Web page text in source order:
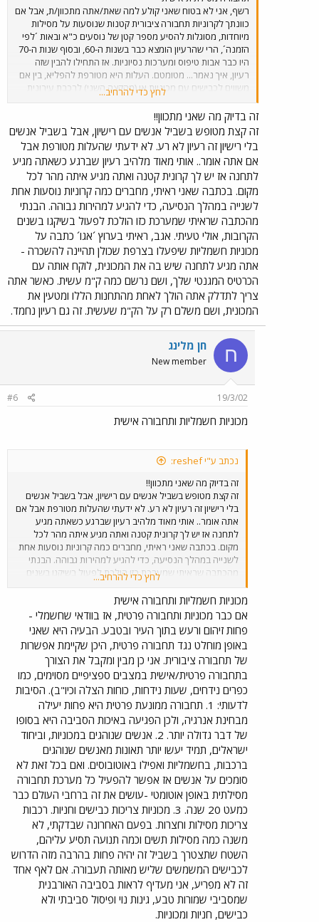
רשף, אני לא בטוח שאני קולע למה שאת/אתה מתכוון/ת, אבל אם
כוונתך לקרוניות תחבורה ציבורית קטנות שנוסעות על מסילות
מיוחדות, מסוגלות להסיע מספר קטן של נוסעים כ"א ובאות ´לפי
הזמנה´, הרי שהרעיון הומצא כבר בשנות ה-60, ובסוף שנות ה-70
היו כבר אבות טיפוס ומערכות נסיוניות. אז התחילו להבין שזה
רעיון, איך נאמר... מטומטם. העלות היא מטורפת להפליא, בין אם
משווים לכבישים עם מכוניות או (מהקצה השני) לרכבת עירונית
לקיבולות גבוהות (´מטרו´) ובערך כל מה שבאמצע. אמנם זה מאוד
אקזוטי ומושך, אבל היכולת של זה להתמודד עם כמויות אנשים
שמצדיקה את השם ´תחבורה ציבורית´ היא די עלובה. אם קלעתי
לכוונתך, מצוין, ואם לא אשמח לשמוע ולנסות להמשיך לענות.
לחץ כדי להרחיב...
זה בדיוק מה שאני מתכוון!!
זה קצת מטופש בשביל אנשים עם רישיון, אבל בשביל אנשים
בלי רישיון זה רעיון לא רע. לא ידעתי שהעלות מטורפת אבל
אם אתה אומר.. אותי מאוד מלהיב רעיון שברגע כשאתה מגיע
לתחנה אז יש לך קרונית קטנה ואתה מגיע איתה מהר לכל
מקום. בכתבה שאני ראיתי, מחברים כמה קרוניות נוסעות אחת
לשנייה במהלך הנסיעה, כדי להגיע למהירות גבוהה. הבנתי
מהכתבה שראיתי שמערכת כזו הולכת לפעול בשיקגו בשנים
הקרובות, אולי טעיתי. אגב, ראיתי בערוץ ´אגו´ כתבה על
מכוניות חשמליות שיפעלו בצרפת שכולן תהיינה להשכרה -
אתה מגיע לתחנה שיש בה את המכונית, לוקח אותה עם
הכרטיס המגנטי שלך, ושם נרשם כמה ק"מ עשית. כאשר אתה
צריך לתדלק אתה הולך לאחת מהתחנות הללו ומטעין את
המכונית, ושם משלם רק על הק"מ שעשית. זה גם רעיון נחמד.
ח חן מלינג
New member
19/3/02
#6
מכוניות חשמליות ותחבורה אישית
נכתב ע"י reshef:
זה בדיוק מה שאני מתכוון!!
זה קצת מטופש בשביל אנשים עם רישיון, אבל בשביל אנשים
בלי רישיון זה רעיון לא רע. לא ידעתי שהעלות מטורפת אבל אם
אתה אומר.. אותי מאוד מלהיב רעיון שברגע כשאתה מגיע
לתחנה אז יש לך קרונית קטנה ואתה מגיע איתה מהר לכל
מקום. בכתבה שאני ראיתי, מחברים כמה קרוניות נוסעות אחת
לשנייה במהלך הנסיעה, כדי להגיע למהירות גבוהה. הבנתי
מהכתבה שראיתי שמערכת כזו הולכת לפעול בשיקגו בשנים
הקרובות, אולי טעיתי. אגב, ראיתי בערוץ ´אגו´ כתבה על
מכוניות חשמליות שיפעלו בצרפת שכולן תהיינה להשכרה -
אתה מגיע לתחנה שיש בה את המכונית, לוקח אותה עם
הכרטיס המגנטי שלך, ושם נרשם כמה ק"מ עשית. כאשר אתה
צריך לתדלק אתה הולך לאחת מהתחנות הללו ומטעין את
המכונית, ושם משלם רק על הק"מ שעשית. זה גם רעיון נחמד.
לחץ כדי להרחיב...
מכוניות חשמליות ותחבורה אישית
אם כבר מכוניות ותחבורה פרטית, אז בוודאי שחשמלי -
פחות זיהום ורעש בתוך העיר ובטבע. הבעיה היא שאני
באופן מוחלט נגד תחבורה פרטית, היכן שקיימת אפשרות
של תחבורה ציבורית. אני כן מבין ומקבל את הצורך
בתחבורה פרטית/אישית במצבים ספציפיים מסוימים, כמו
כפרים נידחים, שעות נידחות, כוחות הצלה וכיו"ב). הסיבות
לדעותי: 1. תחבורה ממונעת פרטית היא פחות יעילה
מבחינת אנרגיה, ולכן הפגיעה באיכות הסביבה היא בסופו
של דבר גדולה יותר. 2. אנשים שנוהגים במכוניות, וביחוד
ישראלים, תמיד יעשו יותר תאונות מאנשים שנוהגים
ברכבות, בחשמליות ואפילו באוטובוסים. ואם בכל זאת לא
סומכים על אנשים אז אפשר להפעיל כל מערכת תחבורה
מסילתית באופן אוטומטי -עושים את זה ברחבי העולם כבר
כמעט 20 שנה. 3. מכוניות צריכות כבישים וחניות. רכבות
צריכות מסילות וחצרות. בפעם האחרונה שבדקתי, לא
משנה כמה מסילות תשים וכמה תנועה תסיע עליהם,
השטח שתצטרך בשביל זה יהיה פחות בהרבה מזה הדרוש
לכבישים המשמשים שליש מאותה תעבורה. אם לאף אחד
זה לא מפריע, אני מעדיף לראות בסביבה האורבנית
שמסביבי שמורות טבע, גינות נוי ופיסול סביבתי ולא
כבישים, חניות ומכוניות.